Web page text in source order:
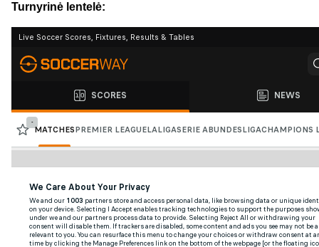
Turnyrinė lentelė: